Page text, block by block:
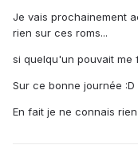
Je vais prochainement
rien sur ces roms...
si quelqu'un pouvait me
Sur ce bonne journée :D
En fait je ne connais